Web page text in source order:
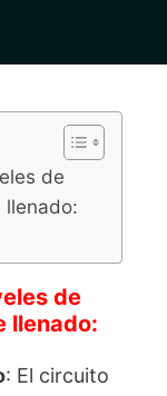
de
llenado:
de
llenado:
: El circuito